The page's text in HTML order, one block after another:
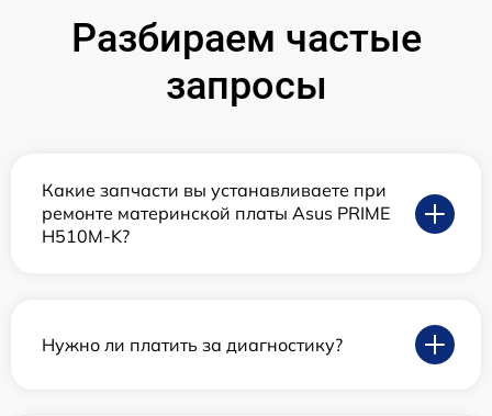
Разбираем частые
запросы
Какие запчасти вы устанавливаете при
ремонте материнской платы Asus PRIME
H510M-K?
Нужно ли платить за диагностику?